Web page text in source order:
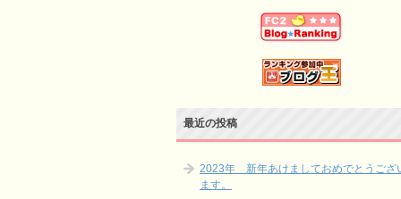
最近の投稿
2023年 新年あけましておめでとうござ
ます。